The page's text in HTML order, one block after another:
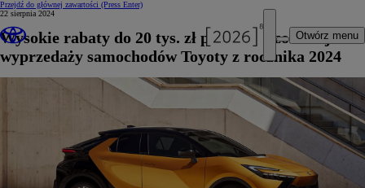
Przejdź do głównej zawartości (Press Enter)
Otwórz menu
22 sierpnia 2024
Wysokie rabaty do 20 tys. zł podczas sezonowej
wyprzedaży samochodów Toyoty z rocznika 2024